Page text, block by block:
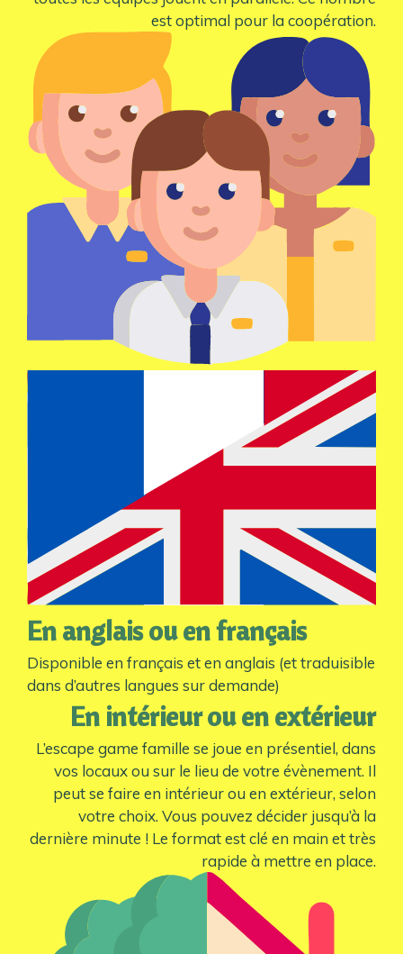
est optimal pour la coopération.
En anglais ou en français
Disponible en français et en anglais (et traduisible
dans d’autres langues sur demande)
En intérieur ou en extérieur
L’escape game famille se joue en présentiel, dans
vos locaux ou sur le lieu de votre évènement. Il
peut se faire en intérieur ou en extérieur, selon
votre choix. Vous pouvez décider jusqu’à la
dernière minute ! Le format est clé en main et très
rapide à mettre en place.